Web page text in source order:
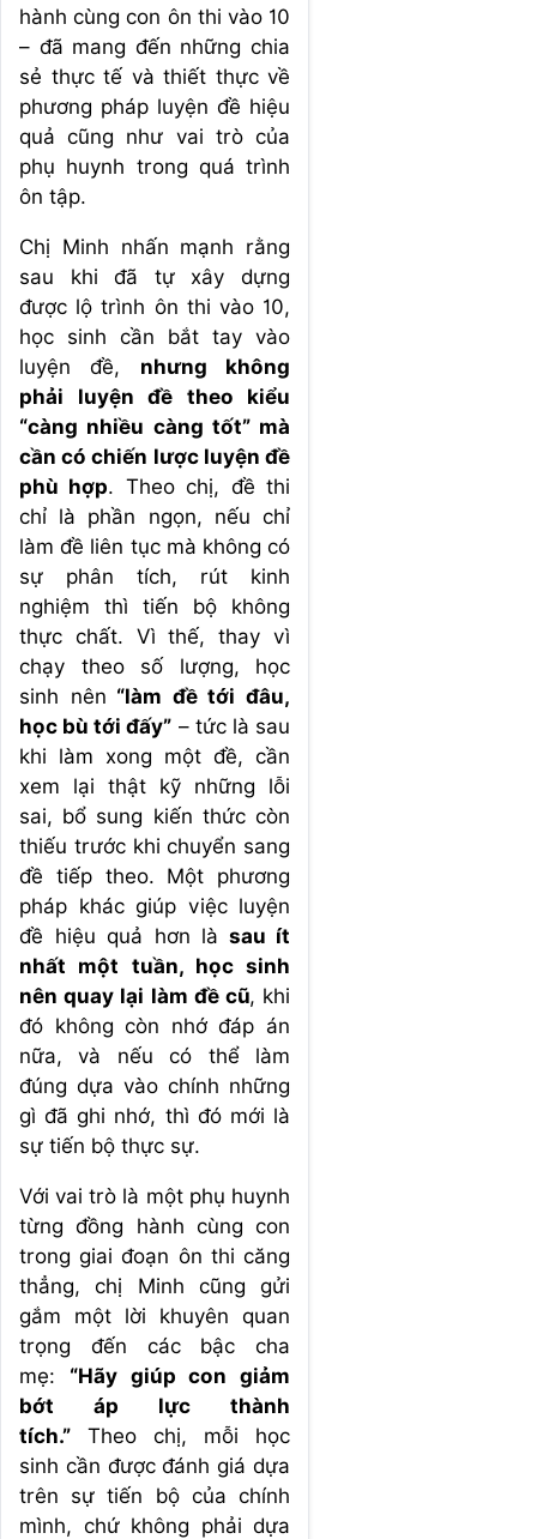
hành cùng con ôn thi vào 10
– đã mang đến những chia
sẻ thực tế và thiết thực về
phương pháp luyện đề hiệu
quả cũng như vai trò của
phụ huynh trong quá trình
ôn tập.
Chị Minh nhấn mạnh rằng
sau khi đã tự xây dựng
được lộ trình ôn thi vào 10,
học sinh cần bắt tay vào
luyện đề, nhưng không
phải luyện đề theo kiểu
“càng nhiều càng tốt” mà
cần có chiến lược luyện đề
phù hợp. Theo chị, đề thi
chỉ là phần ngọn, nếu chỉ
làm đề liên tục mà không có
sự phân tích, rút kinh
nghiệm thì tiến bộ không
thực chất. Vì thế, thay vì
chạy theo số lượng, học
sinh nên “làm đề tới đâu,
học bù tới đấy” – tức là sau
khi làm xong một đề, cần
xem lại thật kỹ những lỗi
sai, bổ sung kiến thức còn
thiếu trước khi chuyển sang
đề tiếp theo. Một phương
pháp khác giúp việc luyện
đề hiệu quả hơn là sau ít
nhất một tuần, học sinh
nên quay lại làm đề cũ, khi
đó không còn nhớ đáp án
nữa, và nếu có thể làm
đúng dựa vào chính những
gì đã ghi nhớ, thì đó mới là
sự tiến bộ thực sự.
Với vai trò là một phụ huynh
từng đồng hành cùng con
trong giai đoạn ôn thi căng
thẳng, chị Minh cũng gửi
gắm một lời khuyên quan
trọng đến các bậc cha
mẹ: “Hãy giúp con giảm
bớt áp lực thành
tích.” Theo chị, mỗi học
sinh cần được đánh giá dựa
trên sự tiến bộ của chính
mình, chứ không phải dựa